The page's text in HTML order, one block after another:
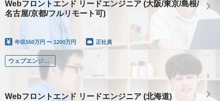
Webフロントエンド リードエンジニア (大阪/東京/島根/
名古屋/京都/フルリモート可)
年収550万円 〜 1200万円 正社員
ウェブエンジニア
Webフロントエンド リードエンジニア (北海道)